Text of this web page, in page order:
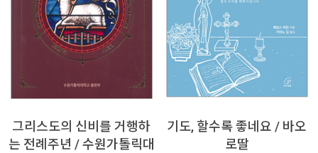
그리스도의 신비를 거행하
는 전례주년 / 수원가톨릭대
기도, 할수록 좋네요 / 바오
로딸